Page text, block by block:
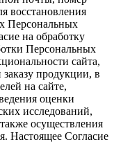
восстановления
Персональных
на обработку
Персональных
сайта,
заказу продукции, в
на сайте,
оценки
исследований,
осуществления
Настоящее Согласие